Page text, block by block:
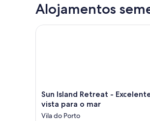
Alojamentos
Sun
Island
Retreat
Sun Island Retreat -
vista para o mar
Vila do Porto
Sun Island Retreat - Excelente